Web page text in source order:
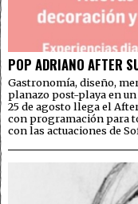
POP ADRIANO AFTER
Gastronomía, diseño,
planazo post-playa en
25 de agosto llega el
con programación para
con las actuaciones de